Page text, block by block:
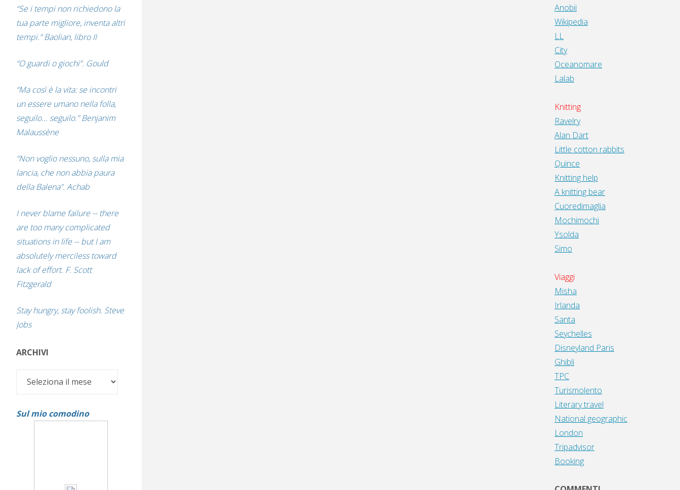
“Se i tempi non richiedono la
tua parte migliore, inventa altri
tempi.” Baolian, libro II
“O guardi o giochi”. Gould
“Ma così è la vita: se incontri
un essere umano nella folla,
seguilo... seguilo.” Benjanim
Malaussène
“Non voglio nessuno, sulla mia
lancia, che non abbia paura
della Balena”. Achab
I never blame failure -- there
are too many complicated
situations in life -- but I am
absolutely merciless toward
lack of effort. F. Scott
Fitzgerald
Stay hungry, stay foolish. Steve
Jobs
ARCHIVI
Archivi
Sul mio comodino
Anobii
Wikipedia
LL
City
Oceanomare
Lalab
Knitting
Ravelry
Alan Dart
Little cotton rabbits
Quince
Knitting help
A knitting bear
Cuoredimaglia
Mochimochi
Ysolda
Simo
Viaggi
Misha
Irlanda
Santa
Seychelles
Disneyland Paris
Ghibli
TPC
Turismolento
Literary travel
National geographic
London
Tripadvisor
Booking